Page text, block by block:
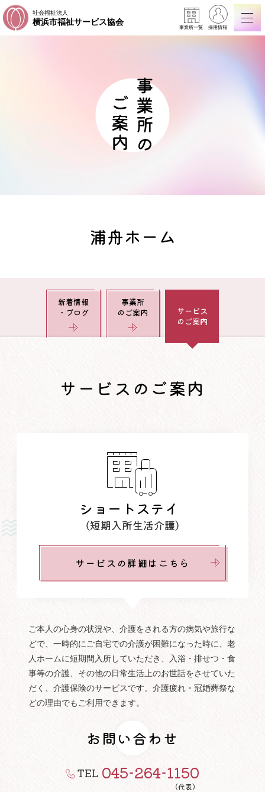
社会福祉法人
横浜市福祉サービス協会
事業所一覧 採用情報
事業所の
ご案内
浦舟ホーム
新着情報
・ブログ
事業所
のご案内
サービス
のご案内
サービスのご案内
ショートステイ
（短期入所生活介護）
サービスの詳細はこちら
ご本人の心身の状況や、介護をされる方の病気や旅行な
どで、一時的にご自宅での介護が困難になった時に、老
人ホームに短期間入所していただき、入浴・排せつ・食
事等の介護、その他の日常生活上のお世話をさせていた
だく、介護保険のサービスです。介護疲れ・冠婚葬祭な
どの理由でもご利用できます。
お問い合わせ
TEL 045-264-1150
（代表）